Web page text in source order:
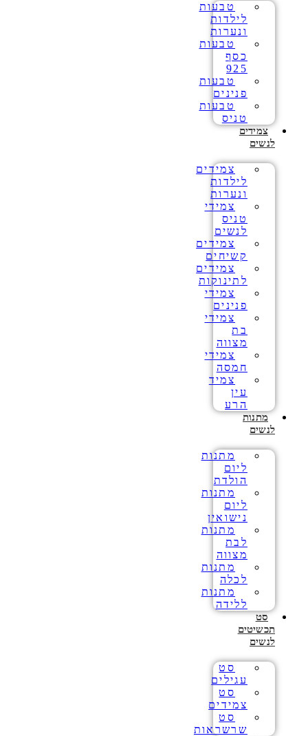
טבעות
לילדות
ונערות
טבעות
כסף
925
טבעות
פנינים
טבעות
טניס
צמידים
לנשים
צמידים
לילדות
ונערות
צמידי
טניס
לנשים
צמידים
קשיחים
צמידים
לתינוקות
צמידי
פנינים
צמידי
בת
מצווה
צמידי
חמסה
צמיד
עין
הרע
מתנות
לנשים
מתנות
ליום
הולדת
מתנות
ליום
נישואין
מתנות
לבת
מצווה
מתנות
לכלה
מתנות
ללידה
סט
תכשיטים
לנשים
סט
עגילים
סט
צמידים
סט
שרשראות